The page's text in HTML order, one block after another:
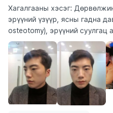
Хагалгааны хэсэг:
эрүүний үзүүр, ясны гадна
osteotomy), эрүүний суулгац